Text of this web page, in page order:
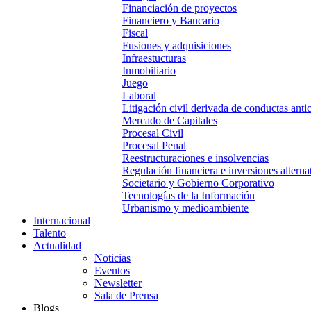
Financiación de proyectos
Financiero y Bancario
Fiscal
Fusiones y adquisiciones
Infraestucturas
Inmobiliario
Juego
Laboral
Litigación civil derivada de conductas
Mercado de Capitales
Procesal Civil
Procesal Penal
Reestructuraciones e insolvencias
Regulación financiera e inversiones
Societario y Gobierno Corporativo
Tecnologías de la Información
Urbanismo y medioambiente
Internacional
Talento
Actualidad
Noticias
Eventos
Newsletter
Sala de Prensa
Blogs